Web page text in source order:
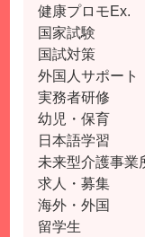
健康プロモEx.
国家試験
国試対策
外国人サポート
実務者研修
幼児・保育
日本語学習
未来型介護事業
求人・募集
海外・外国
留学生